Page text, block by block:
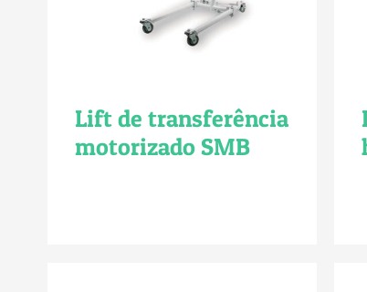
Lift de transferência
motorizado SMB